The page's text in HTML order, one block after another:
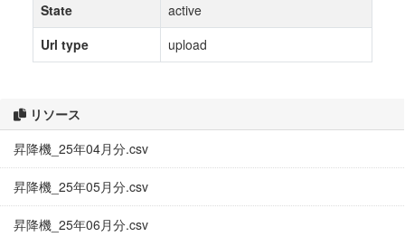
リソース
昇降機_25年04月分.csv
昇降機_25年05月分.csv
昇降機_25年06月分.csv
State
active
Url type
upload